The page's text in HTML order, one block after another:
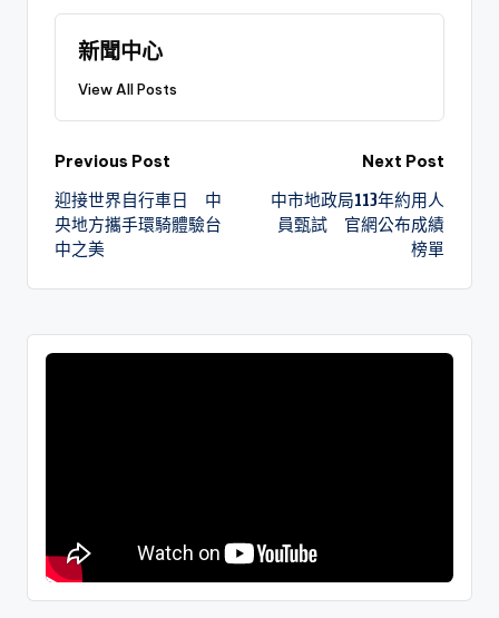
新聞中心
View All Posts
Previous Post
迎接世界自行車日 中
央地方攜手環騎體驗台
中之美
Next Post
中市地政局113年約用人
員甄試 官網公布成績
榜單